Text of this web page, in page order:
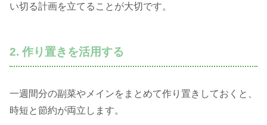
い切る計画を立てることが大切です。
2. 作り置きを活用する
一週間分の副菜やメインをまとめて作り置きしておくと、
時短と節約が両立します。